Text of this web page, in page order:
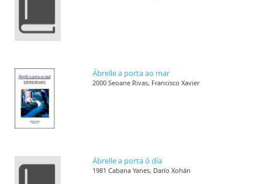
Ábrelle a porta ao mar
2000 Seoane Rivas, Francisco Xavier
Ábrelle a porta ó día
1981 Cabana Yanes, Darío Xohán